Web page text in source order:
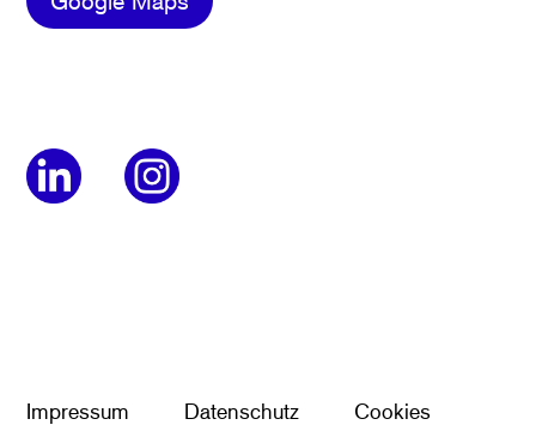
Impressum Datenschutz Cookies